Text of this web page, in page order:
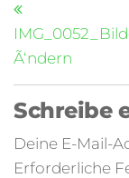
Ã‘ndern
Schreibe
Deine E-Mail-
Erforderliche